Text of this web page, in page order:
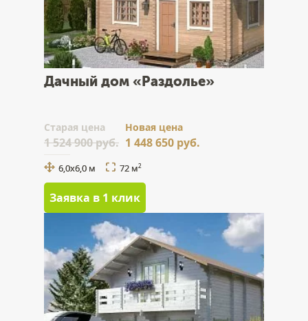
Дачный дом «Раздолье»
Cтарая цена
1 524 900 руб.
Новая цена
1 448 650 руб.
6,0х6,0 м 72 м2
Заявка в 1 клик